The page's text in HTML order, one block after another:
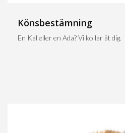
Könsbestämning
En Kal eller en Ada? Vi kollar åt dig.